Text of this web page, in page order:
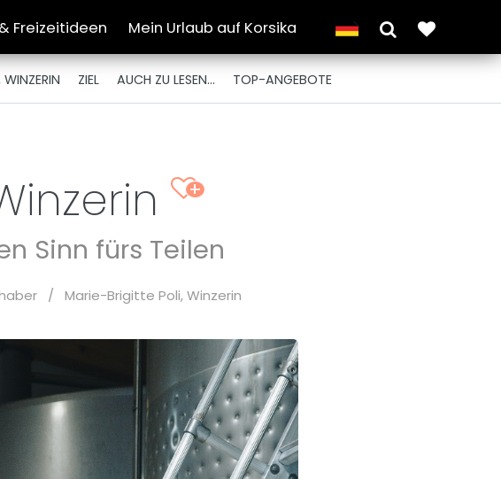
Freizeitideen Mein Urlaub auf Korsika
ZIEL AUCH ZU LESEN... TOP-ANGEBOTE
+
Sinn fürs Teilen
/ Marie-Brigitte Poli, Winzerin